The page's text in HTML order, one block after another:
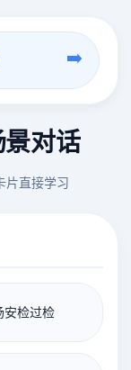
➡️
对话
片直接学习
安检过检